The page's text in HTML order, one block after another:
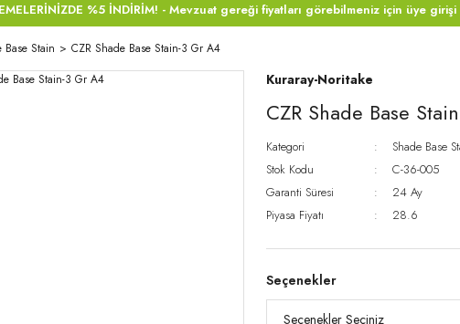
%5 İNDİRİM! - Mevzuat gereği fiyatları görebilmeniz için üye
Base Stain CZR Shade Base Stain-3 Gr A4
Kuraray-Noritake
CZR Shade Base
Kategori
Shade Base
Stok Kodu
C-36-005
Garanti Süresi
24 Ay
Piyasa Fiyatı
28.6
Seçenekler